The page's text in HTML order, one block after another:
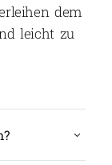
dem
leicht zu